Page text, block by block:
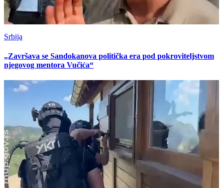
Srbija
„Završava se Sandokanova politička era pod pokroviteljstvom
njegovog mentora Vučića“